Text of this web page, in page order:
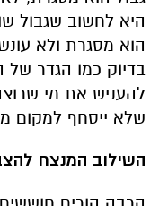
היא לחשוב שגבול
הוא מסגרת ולא
בדיוק כמו הגדר
להעניש את מי
שלא ייסחף למקום
השילוב המנצח